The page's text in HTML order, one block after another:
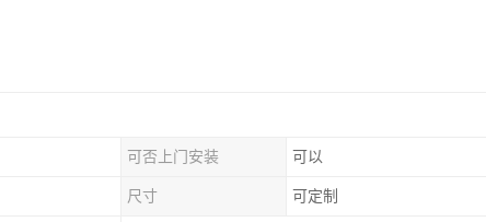
可否上门安装 可以
尺寸 可定制